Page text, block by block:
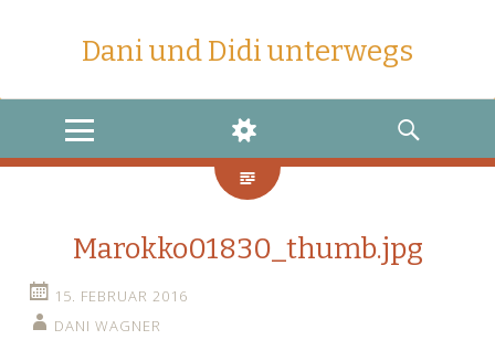
Dani und Didi unterwegs
MENU
WIDGETS
SEARCH
Marokko01830_thumb.jpg
15. FEBRUAR 2016
DANI WAGNER